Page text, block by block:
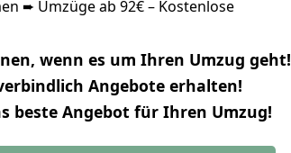
➨ Umzüge ab 92€ – Kostenlose
wenn es um Ihren Umzug geht!
Angebote erhalten!
beste Angebot für Ihren Umzug!